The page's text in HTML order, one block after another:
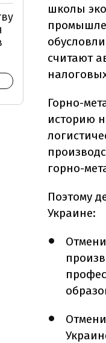
школы
считают
Горно-
историю
горно-
Поэтому
Украине: